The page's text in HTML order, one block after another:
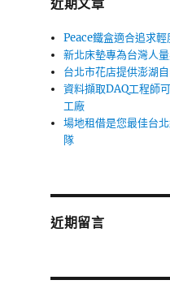
近期文章
Peace鐵盒適合追求
新北床墊專為台灣人
台北市花店提供澎湖
資料擷取DAQ工程師
工廠
場地租借是您最佳台
隊
近期留言